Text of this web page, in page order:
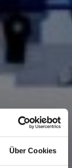
Über Cookies